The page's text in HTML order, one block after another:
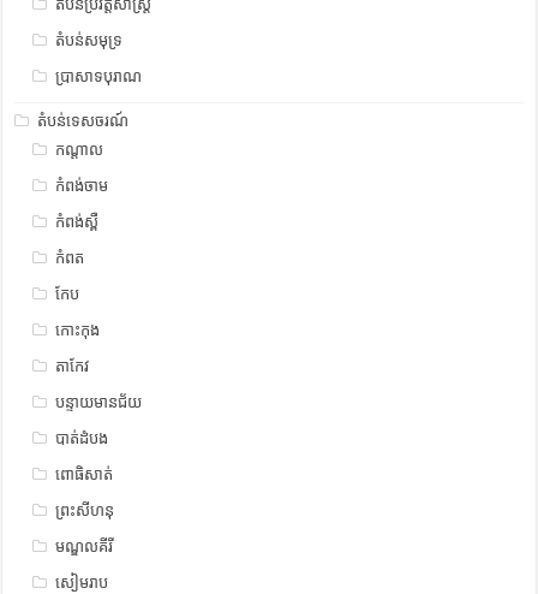
តំបន់ប្រវត្តិសាស្រ្ត
តំបន់សមុទ្រ
ប្រាសាទបុរាណ
តំបន់ទេសចរណ៍
កណ្តាល
កំពង់ចាម
កំពង់ស្ពឺ
កំពត
កែប
កោះកុង
តាកែវ
បន្ទាយមានជ័យ
បាត់ដំបង
ពោធិសាត់
ព្រះសីហនុ
មណ្ឌលគីរី
សៀមរាប